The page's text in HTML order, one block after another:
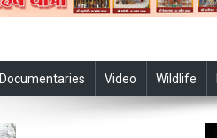
Documentaries Video Wildlife